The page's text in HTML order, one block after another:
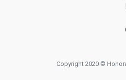
Copyright 2020 ©